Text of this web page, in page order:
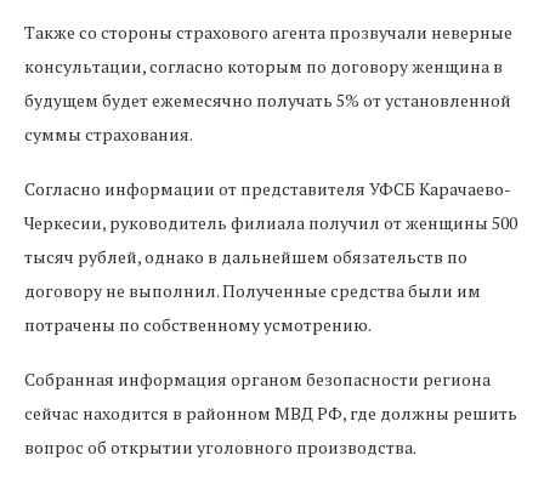
Также со стороны страхового агента прозвучали неверные
консультации, согласно которым по договору женщина в
будущем будет ежемесячно получать 5% от установленной
суммы страхования.
Согласно информации от представителя УФСБ Карачаево-
Черкесии, руководитель филиала получил от женщины 500
тысяч рублей, однако в дальнейшем обязательств по
договору не выполнил. Полученные средства были им
потрачены по собственному усмотрению.
Собранная информация органом безопасности региона
сейчас находится в районном МВД РФ, где должны решить
вопрос об открытии уголовного производства.